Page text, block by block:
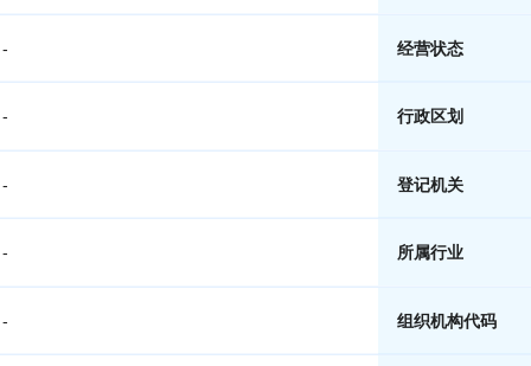
- 经营状态
- 行政区划
- 登记机关
- 所属行业
- 组织机构代码